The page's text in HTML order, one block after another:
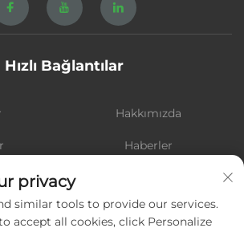
Hızlı Bağlantılar
Hakkımızda
Haberler
privacy
similar tools to provide our services.
accept all cookies, click Personalize